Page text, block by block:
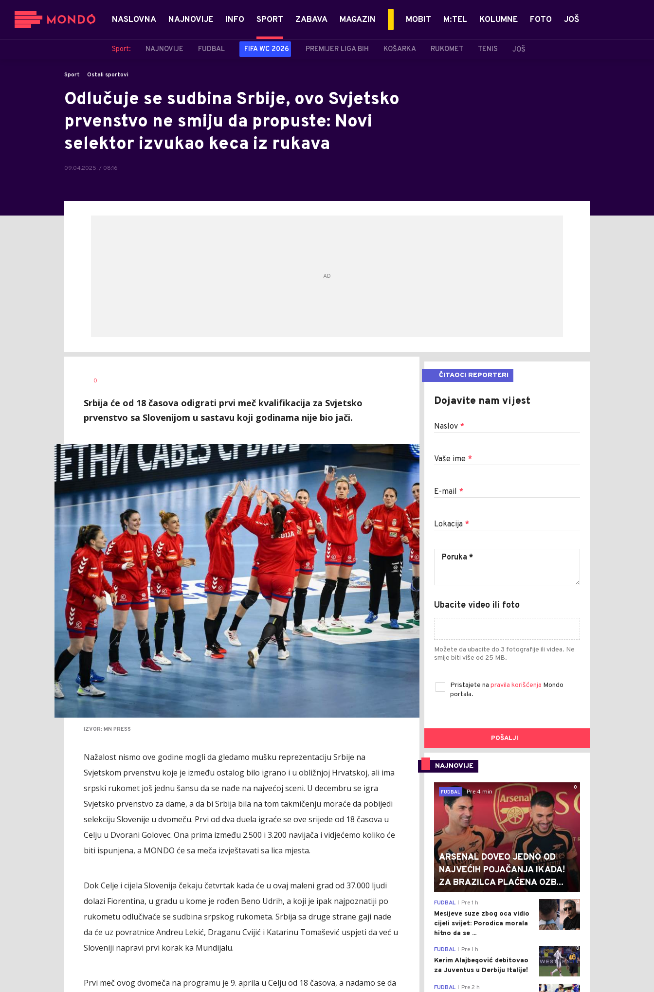
NASLOVNA NAJNOVIJE INFO SPORT
Sport: NAJNOVIJE FUDBAL FIFA WC 2026 PREMIJER LIGA BIH KOŠARKA RUKOMET TENIS JOŠ
ZABAVA MAGAZIN MOBIT M:TEL KOLUMNE FOTO JOŠ
Sport Ostali sportovi
Odlučuje se sudbina Srbije, ovo Svjetsko
prvenstvo ne smiju da propuste: Novi
selektor izvukao keca iz rukava
09.04.2025. / 08:16
AUTOR
0
Srbija će od 18 časova odigrati prvi meč kvalifikacija za Svjetsko
prvenstvo sa Slovenijom u sastavu koji godinama nije bio jači.
IZVOR: MN PRESS
Nažalost nismo ove godine mogli da gledamo mušku reprezentaciju Srbije na
Svjetskom prvenstvu koje je između ostalog bilo igrano i u obližnjoj Hrvatskoj, ali ima
srpski rukomet još jednu šansu da se nađe na najvećoj sceni. U decembru se igra
Svjetsko prvenstvo za dame, a da bi Srbija bila na tom takmičenju moraće da pobijedi
selekciju Slovenije u dvomeču. Prvi od dva duela igraće se ove srijede od 18 časova u
Celju u Dvorani Golovec. Ona prima između 2.500 i 3.200 navijača i vidjećemo koliko će
biti ispunjena, a MONDO će sa meča izvještavati sa lica mjesta.
Dok Celje i cijela Slovenija čekaju četvrtak kada će u ovaj maleni grad od 37.000 ljudi
dolazi Fiorentina, u gradu u kome je rođen Beno Udrih, a koji je ipak najpoznatiji po
rukometu odlučivaće se sudbina srpskog rukometa. Srbija sa druge strane gaji nade
da će uz povratnice Andreu Lekić, Draganu Cvijić i Katarinu Tomašević uspjeti da već u
Sloveniji napravi prvi korak ka Mundijalu.
Prvi meč ovog dvomeča na programu je 9. aprila u Celju od 18 časova, a nadamo se da
ČITAOCI REPORTERI
Dojavite nam vijest
Naslov *
Vaše ime *
E-mail *
Lokacija *
Ubacite video ili foto
Možete da ubacite do 3 fotografije ili videa. Ne
smije biti više od 25 MB.
Pristajete na pravila korišćenja Mondo
portala.
POŠALJI
NAJNOVIJE
0
FUDBAL
Pre 4 min
ARSENAL DOVEO JEDNO OD
NAJVEĆIH POJAČANJA IKADA!
ZA BRAZILCA PLAĆENA OZB...
0
FUDBAL Pre 1 h
Mesijeve suze zbog oca vidio
cijeli svijet: Porodica morala
hitno da se ...
0
FUDBAL Pre 1 h
Kerim Alajbegović debitovao
za Juventus u Derbiju Italije!
0
FUDBAL Pre 2 h